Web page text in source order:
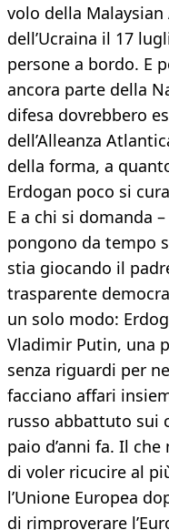
volo della
dell’Ucraina il 17
persone a bordo. E
ancora parte della
difesa dovrebbero
dell’Alleanza
della forma, a
Erdogan poco si
E a chi si domanda
pongono da tempo
stia giocando il
trasparente
un solo modo:
Vladimir Putin, una
senza riguardi per
facciano affari
russo abbattuto sui
paio d’anni fa. Il
di voler ricucire al
l’Unione Europea
di rimproverare